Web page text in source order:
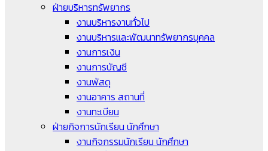
ฝ่ายบริหารทรัพยากร
งานบริหารงานทั่วไป
งานบริหารและพัฒนาทรัพยากรบุคคล
งานการเงิน
งานการบัญชี
งานพัสดุ
งานอาคาร สถานที่
งานทะเบียน
ฝ่ายกิจการนักเรียน นักศึกษา
งานกิจกรรมนักเรียน นักศึกษา